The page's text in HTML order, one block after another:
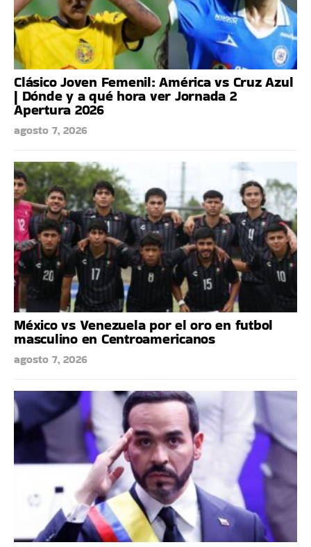
Clásico Joven Femenil: América vs Cruz Azul
| Dónde y a qué hora ver Jornada 2
Apertura 2026
agosto 7, 2026
México vs Venezuela por el oro en futbol
masculino en Centroamericanos
agosto 7, 2026